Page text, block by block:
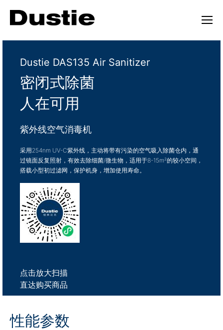
Dustie DAS135 Air Sanitizer
密闭式除菌
人在可用
紫外线空气消毒机
采用254nm UV-C紫外线，主动将带有污染的空气吸入除菌仓内，通
过镜面反复照射，有效去除细菌/微生物，适用于8-15m²的较小空间，
搭载小型初过滤网，保护机身，增加使用寿命。
点击放大扫描
直达购买商品
性能参数